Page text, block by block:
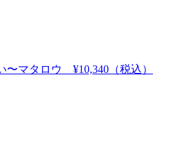
〜マタロウ ¥10,340（税込）